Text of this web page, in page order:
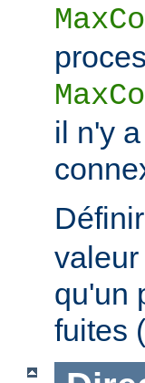
il n'y
Définir
qu'un
fuites